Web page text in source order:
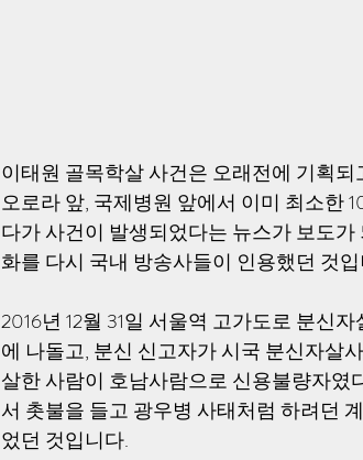
이태원 골목학살 사건은 오래전에 기획
오로라 앞, 국제병원 앞에서 이미 최소한
다가 사건이 발생되었다는 뉴스가 보도
화를 다시 국내 방송사들이 인용했던 것
2016년 12월 31일 서울역 고가도로 분신
에 나돌고, 분신 신고자가 시국 분신자살
살한 사람이 호남사람으로 신용불량자였
서 촛불을 들고 광우병 사태처럼 하려던
었던 것입니다.